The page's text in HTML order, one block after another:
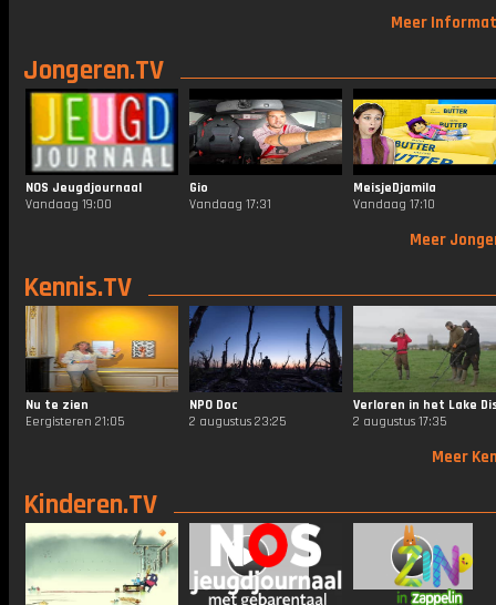
Meer
Jongeren.TV
NOS Jeugdjournaal
Vandaag 19:00
Gio
Vandaag 17:31
MeisjeDjamila
Vandaag 17:10
Meer
Kennis.TV
Nu te zien
Eergisteren 21:05
NPO Doc
2 augustus 23:25
2 augustus 17:35
Meer
Kinderen.TV